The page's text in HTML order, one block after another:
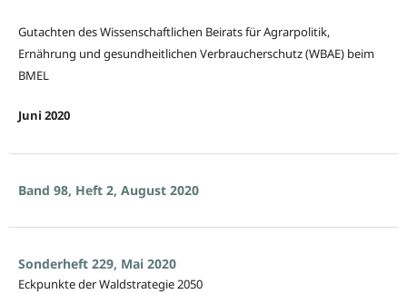
Gutachten des Wissenschaftlichen Beirats für Agrarpolitik,
Ernährung und gesundheitlichen Verbraucherschutz (WBAE) beim
BMEL
Juni 2020
Band 98, Heft 2, August 2020
Sonderheft 229, Mai 2020
Eckpunkte der Waldstrategie 2050